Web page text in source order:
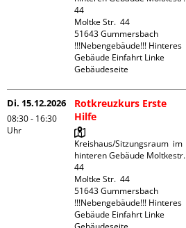
44
Moltke Str.  44
51643 Gummersbach
!!!Nebengebäude!!! Hinteres
Gebäude Einfahrt Linke
Gebäudeseite
Di. 15.12.2026
08:30 - 16:30
Uhr
Rotkreuzkurs Erste
Hilfe
Kreishaus/Sitzungsraum  im
hinteren Gebäude Moltkestr.
44
Moltke Str.  44
51643 Gummersbach
!!!Nebengebäude!!! Hinteres
Gebäude Einfahrt Linke